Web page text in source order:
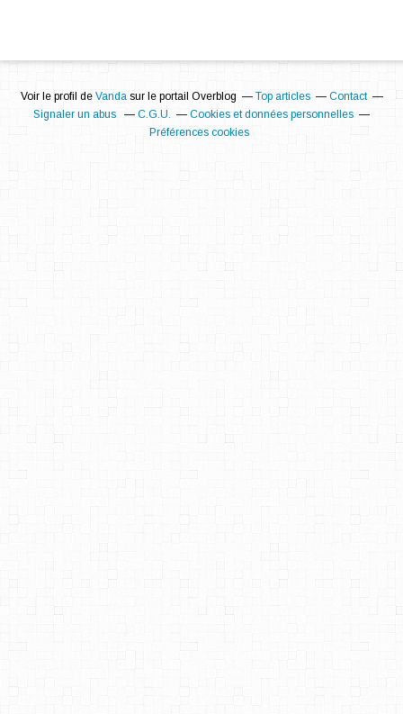
Voir le profil de Vandasur le portail Overblog Top articles
Contact
Signaler un abus
C.G.U.
Cookies et données personnelles
Préférences cookies